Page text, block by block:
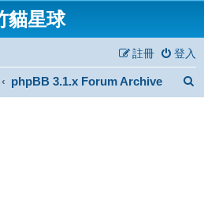
貓星球
登入
註冊
phpBB 3.1.x Forum Archive